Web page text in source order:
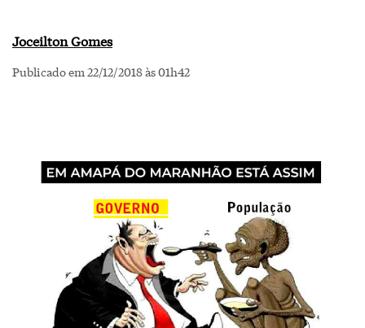
Joceilton Gomes
Publicado em 22/12/2018 às 01h42